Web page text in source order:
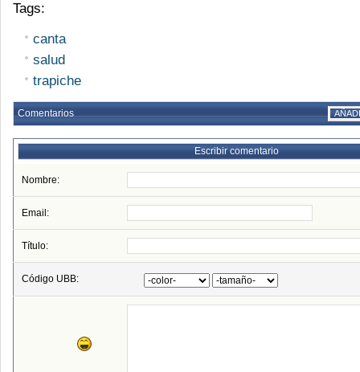
Tags:
canta
salud
trapiche
Comentarios
Escribir comentario
Nombre:
Email:
Título:
Código UBB: